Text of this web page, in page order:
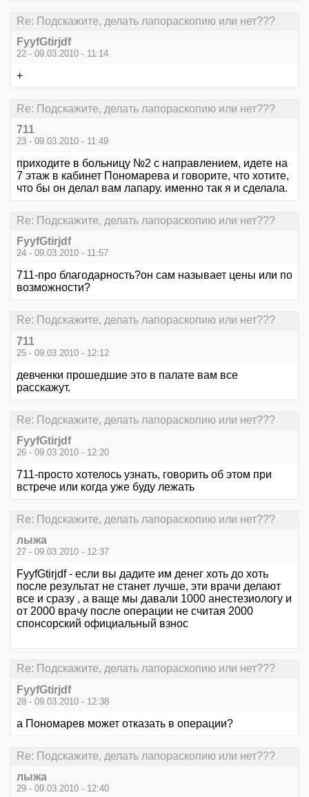
Re: Подскажите, делать лапораскопию или нет???
FyyfGtirjdf
22 - 09.03.2010 - 11:14
+
Re: Подскажите, делать лапораскопию или нет???
711
23 - 09.03.2010 - 11:49
приходите в больницу №2 с направлением, идете на
7 этаж в кабинет Пономарева и говорите, что хотите,
что бы он делал вам лапару. именно так я и сделала.
Re: Подскажите, делать лапораскопию или нет???
FyyfGtirjdf
24 - 09.03.2010 - 11:57
711-про благодарность?он сам называет цены или по
возможности?
Re: Подскажите, делать лапораскопию или нет???
711
25 - 09.03.2010 - 12:12
девченки прошедшие это в палате вам все
расскажут.
Re: Подскажите, делать лапораскопию или нет???
FyyfGtirjdf
26 - 09.03.2010 - 12:20
711-просто хотелось узнать, говорить об этом при
встрече или когда уже буду лежать
Re: Подскажите, делать лапораскопию или нет???
лыжа
27 - 09.03.2010 - 12:37
FyyfGtirjdf - если вы дадите им денег хоть до хоть
после результат не станет лучше, эти врачи делают
все и сразу , а ваще мы давали 1000 анестезиологу и
от 2000 врачу после операции не считая 2000
спонсорский официальный взнос
Re: Подскажите, делать лапораскопию или нет???
FyyfGtirjdf
28 - 09.03.2010 - 12:38
а Пономарев может отказать в операции?
Re: Подскажите, делать лапораскопию или нет???
лыжа
29 - 09.03.2010 - 12:40